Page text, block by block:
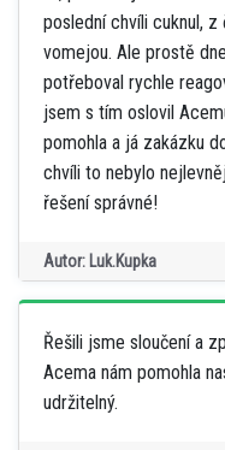
poslední chvíli cuknul,
vomejou. Ale prostě
potřeboval rychle
jsem s tím oslovil
pomohla a já zakázku
chvíli to nebylo
řešení správné!
Autor: Luk.Kupka
Řešili jsme sloučení a
Acema nám pomohla
udržitelný.